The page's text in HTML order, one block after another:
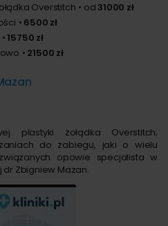
Overstitch od 31000 zł
6500 zł
15750 zł
21500 zł
plastyki żołądka Overstitch;
do zabiegu, jaki o wielu
opowie specjalista w
Zbigniew Mazan.